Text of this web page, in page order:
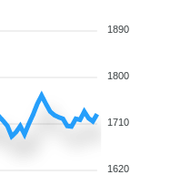
1890
1800
1710
1620